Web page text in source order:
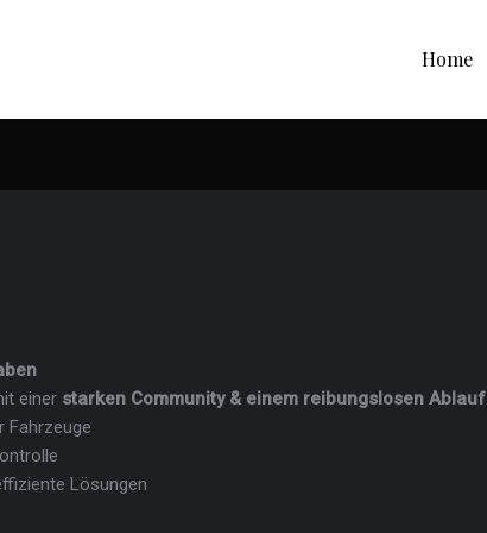
Home
einer starken Community & einem reibungslosen Ablauf
Fahrzeuge
Lösungen